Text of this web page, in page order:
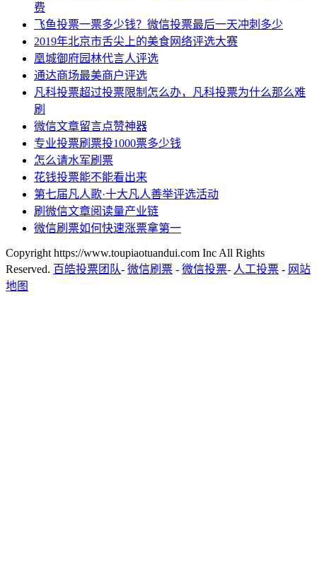
费
飞鱼投票一票多少钱？微信投票最后一天冲刺多少
2019年北京市舌尖上的美食网络评选大赛
凰城御府园林代言人评选
通达商场最美商户评选
凡科投票超过投票限制怎么办，凡科投票为什么那么难
刷
微信文章留言点赞神器
专业投票刷票投1000票多少钱
怎么请水军刷票
花钱投票能不能看出来
第七届凡人歌·十大凡人善举评选活动
刷微信文章阅读量产业链
微信刷票如何快速涨票拿第一
Copyright https://www.toupiaotuandui.com Inc All Rights
Reserved. 百皓投票团队- 微信刷票 - 微信投票- 人工投票 - 网站
地图